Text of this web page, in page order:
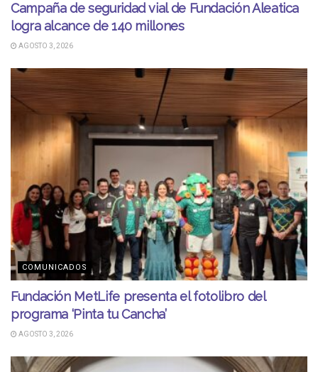
Campaña de seguridad vial de Fundación Aleatica
logra alcance de 140 millones
AGOSTO 3, 2026
COMUNICADOS
Fundación MetLife presenta el fotolibro del
programa ‘Pinta tu Cancha’
AGOSTO 3, 2026